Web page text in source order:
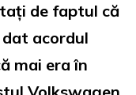
de faptul că
acordul
mai era în